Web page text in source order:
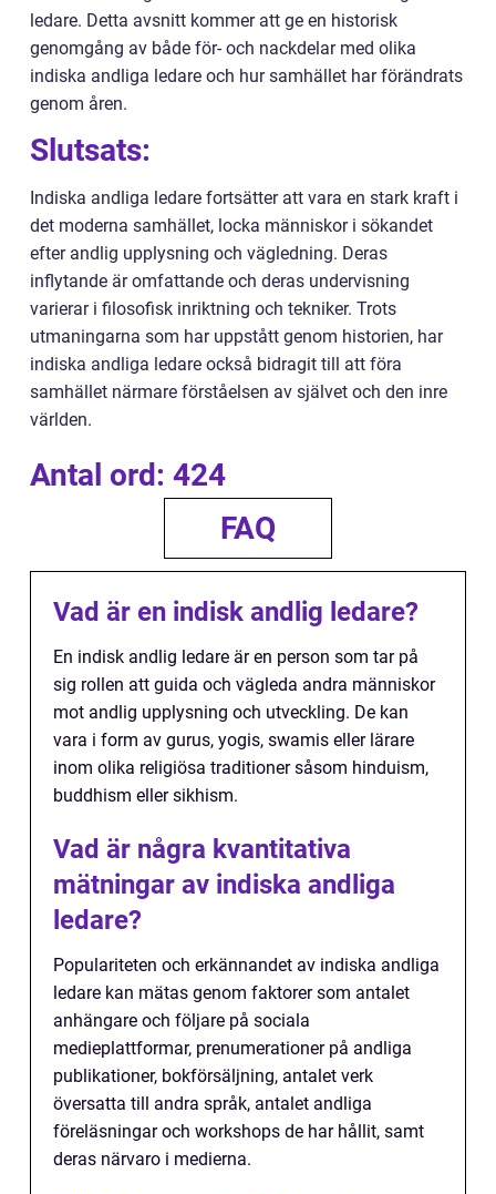
ledare. Detta avsnitt kommer att ge en historisk
genomgång av både för- och nackdelar med olika
indiska andliga ledare och hur samhället har förändrats
genom åren.
Slutsats:
Indiska andliga ledare fortsätter att vara en stark kraft i
det moderna samhället, locka människor i sökandet
efter andlig upplysning och vägledning. Deras
inflytande är omfattande och deras undervisning
varierar i filosofisk inriktning och tekniker. Trots
utmaningarna som har uppstått genom historien, har
indiska andliga ledare också bidragit till att föra
samhället närmare förståelsen av självet och den inre
världen.
Antal ord: 424
FAQ
Vad är en indisk andlig ledare?
En indisk andlig ledare är en person som tar på
sig rollen att guida och vägleda andra människor
mot andlig upplysning och utveckling. De kan
vara i form av gurus, yogis, swamis eller lärare
inom olika religiösa traditioner såsom hinduism,
buddhism eller sikhism.
Vad är några kvantitativa
mätningar av indiska andliga
ledare?
Populariteten och erkännandet av indiska andliga
ledare kan mätas genom faktorer som antalet
anhängare och följare på sociala
medieplattformar, prenumerationer på andliga
publikationer, bokförsäljning, antalet verk
översatta till andra språk, antalet andliga
föreläsningar och workshops de har hållit, samt
deras närvaro i medierna.